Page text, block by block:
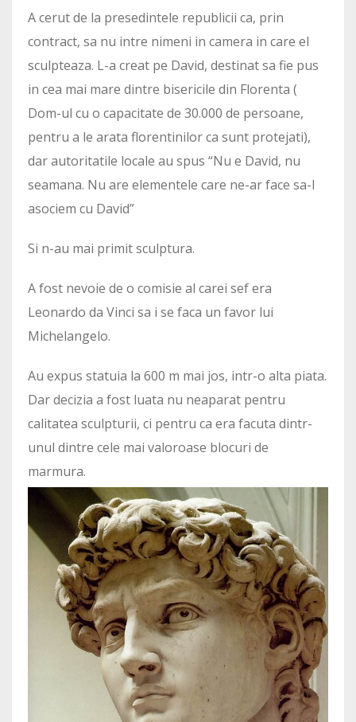
A cerut de la presedintele republicii ca, prin
contract, sa nu intre nimeni in camera in care el
sculpteaza. L-a creat pe David, destinat sa fie pus
in cea mai mare dintre bisericile din Florenta (
Dom-ul cu o capacitate de 30.000 de persoane,
pentru a le arata florentinilor ca sunt protejati),
dar autoritatile locale au spus “Nu e David, nu
seamana. Nu are elementele care ne-ar face sa-l
asociem cu David”
Si n-au mai primit sculptura.
A fost nevoie de o comisie al carei sef era
Leonardo da Vinci sa i se faca un favor lui
Michelangelo.
Au expus statuia la 600 m mai jos, intr-o alta piata.
Dar decizia a fost luata nu neaparat pentru
calitatea sculpturii, ci pentru ca era facuta dintr-
unul dintre cele mai valoroase blocuri de
marmura.